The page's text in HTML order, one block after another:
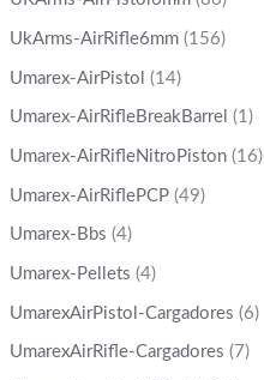
UkArms-AirRifle6mm (156)
Umarex-AirPistol (14)
Umarex-AirRifleBreakBarrel (1)
Umarex-AirRifleNitroPiston (16)
Umarex-AirRiflePCP (49)
Umarex-Bbs (4)
Umarex-Pellets (4)
UmarexAirPistol-Cargadores (6)
UmarexAirRifle-Cargadores (7)